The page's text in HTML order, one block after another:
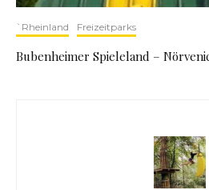
`Rheinland Freizeitparks
Bubenheimer Spieleland –